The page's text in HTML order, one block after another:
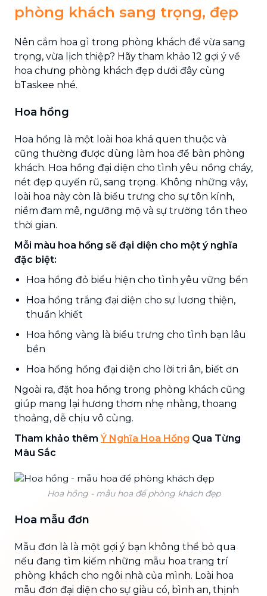
phòng khách sang trọng, đẹp
Nên cắm hoa gì trong phòng khách để vừa sang
trọng, vừa lịch thiệp? Hãy tham khảo 12 gợi ý về
hoa chưng phòng khách đẹp dưới đây cùng
bTaskee nhé.
Hoa hồng
Hoa hồng là một loài hoa khá quen thuộc và
cũng thường được dùng làm hoa để bàn phòng
khách. Hoa hồng đại diện cho tình yêu nồng cháy,
nét đẹp quyến rũ, sang trọng. Không những vậy,
loài hoa này còn là biểu trưng cho sự tôn kính,
niềm đam mê, ngưỡng mộ và sự trường tồn theo
thời gian.
Mỗi màu hoa hồng sẽ đại diện cho một ý nghĩa
đặc biệt:
Hoa hồng đỏ biểu hiện cho tình yêu vững bền
Hoa hồng trắng đại diện cho sự lương thiện,
thuần khiết
Hoa hồng vàng là biểu trưng cho tình bạn lâu
bền
Hoa hồng hồng đại diện cho lời tri ân, biết ơn
Ngoài ra, đặt hoa hồng trong phòng khách cũng
giúp mang lại hương thơm nhẹ nhàng, thoang
thoảng, dễ chịu vô cùng.
Tham khảo thêmÝ Nghĩa Hoa Hồng Qua Từng
Màu Sắc
Hoa hồng - mẫu hoa để phòng khách đẹp
Hoa mẫu đơn
Mẫu đơn là là một gợi ý bạn không thể bỏ qua
nếu đang tìm kiếm những mẫu hoa trang trí
phòng khách cho ngôi nhà của mình. Loài hoa
mẫu đơn đại diện cho sự giàu có, bình an, thịnh